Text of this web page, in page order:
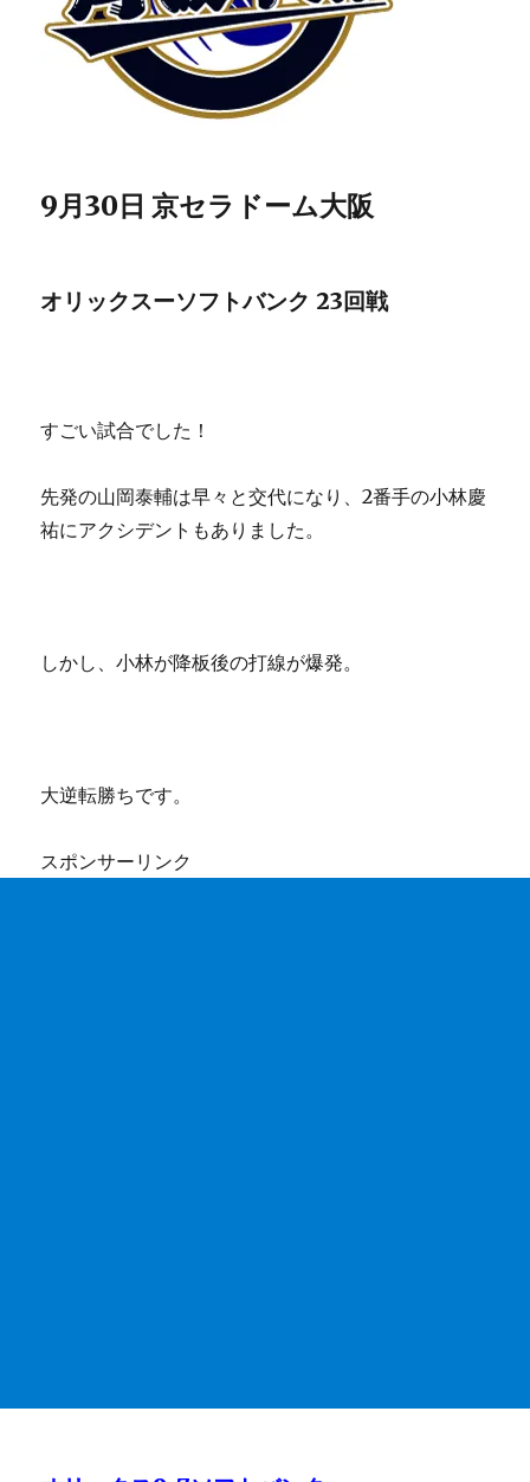
9月30日 京セラドーム大阪
オリックスーソフトバンク 23回戦
すごい試合でした！
先発の山岡泰輔は早々と交代になり、2番手の小林慶
祐にアクシデントもありました。
しかし、小林が降板後の打線が爆発。
大逆転勝ちです。
スポンサーリンク